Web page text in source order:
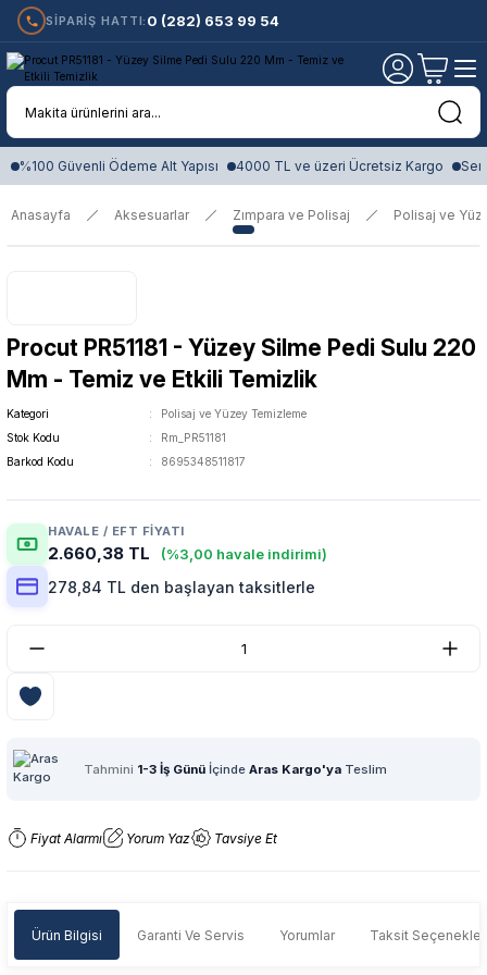
SİPARİŞ HATTI: 0 (282) 653 99 54
%100 Güvenli Ödeme Alt Yapısı 4000 TL ve üzeri Ücretsiz Kargo
Anasayfa Aksesuarlar Zımpara ve Polisaj Polisaj ve
Procut PR51181 - Yüzey Silme Pedi Sulu 220
Mm - Temiz ve Etkili Temizlik
Kategori
Polisaj ve Yüzey Temizleme
Stok Kodu
Rm_PR51181
Barkod Kodu
8695348511817
HAVALE / EFT FIYATI
2.660,38 TL (%3,00 havale indirimi)
278,84 TL den başlayan taksitlerle
Tahmini 1-3 İş Günü İçinde Aras Kargo'ya Teslim
Fiyat Alarmı Yorum Yaz Tavsiye Et
Ürün Bilgisi Garanti Ve Servis Yorumlar Taksit